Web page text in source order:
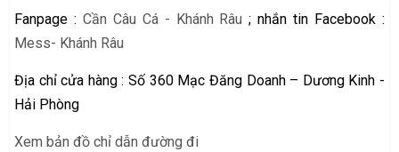
Fanpage : Cần Câu Cá - Khánh Râu ; nhắn tin Facebook :
Mess- Khánh Râu
Địa chỉ cửa hàng : Số 360 Mạc Đăng Doanh – Dương Kinh -
Hải Phòng
Xem bản đồ chỉ dẫn đường đi